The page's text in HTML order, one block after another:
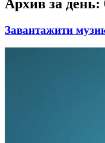
Архив за день:
Завантажити